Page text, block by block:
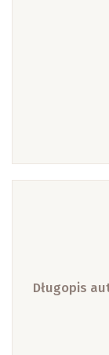
Długopis